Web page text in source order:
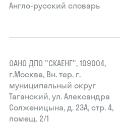
Англо-русский словарь
ОАНО ДПО "СКАЕНГ", 109004,
г.Москва, Вн. тер. г.
муниципальный округ
Таганский, ул. Александра
Солженицына, д. 23А, стр. 4,
помещ. 2/1